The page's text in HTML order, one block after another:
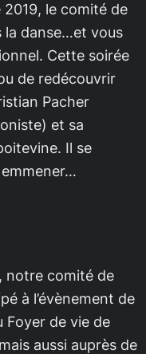
le comité de
la danse…et vous
Cette soirée
de redécouvrir
Pacher
et sa
Il se
notre comité de
à l’évènement de
Foyer de vie de
aussi auprès de